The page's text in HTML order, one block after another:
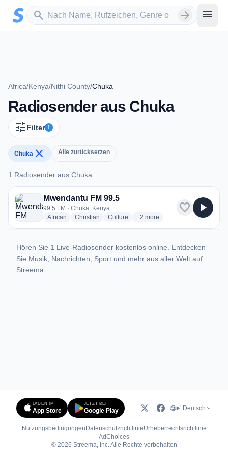
Zum Hauptinhalt springen
search
Sender suchen arrow_forward menu
Africa/Kenya/Nithi County/Chuka
Radiosender aus Chuka
tune Filter 1
Chuka close Alle zurücksetzen
1 Radiosender aus Chuka
1 Radiosender aus Chuka
Mwendantu FM 99.5
99.5 FM · Chuka, Kenya
African radio stations
Christian radio stations
Culture radio stations
+2 more genres for Mwendantu
more
favorite play_arrow
Hören Sie 1 Live-Radiosender kostenlos online. Entdecken
Sie Musik, Nachrichten, Sport und mehr aus aller Welt auf
Streema.
LADEN IM
App Store
JETZT BEI
Google Play Deutsch
Nutzungsbedingungen DatenschutzrichtlinieUrheberrechtsrichtlinie
AdChoices(öffnet in neuem Tab)
© 2026 Streema, Inc. Alle Rechte vorbehalten